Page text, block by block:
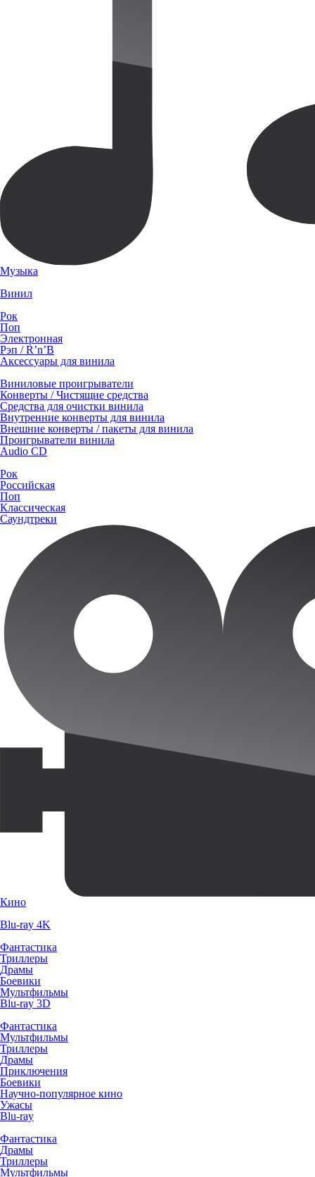
Музыка
Винил
Рок
Поп
Электронная
Рэп / R’n’B
Аксессуары для винила
Виниловые проигрыватели
Конверты / Чистящие средства
Средства для очистки винила
Внутренние конверты для винила
Внешние конверты / пакеты для винила
Проигрыватели винила
Audio CD
Рок
Российская
Поп
Классическая
Саундтреки
Кино
Blu-ray 4K
Фантастика
Триллеры
Драмы
Боевики
Мультфильмы
Blu-ray 3D
Фантастика
Мультфильмы
Триллеры
Драмы
Приключения
Боевики
Научно-популярное кино
Ужасы
Blu-ray
Фантастика
Драмы
Триллеры
Мультфильмы